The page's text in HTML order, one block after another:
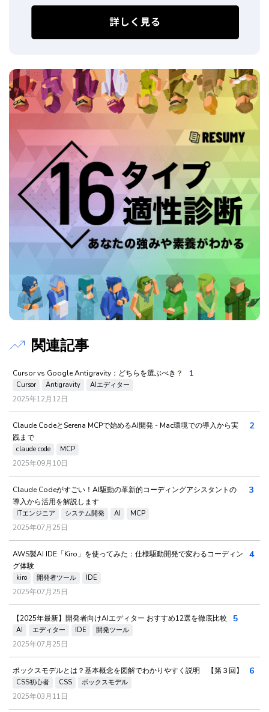
関連記事
Cursor vs Google Antigravity：どちらを選ぶべき？
Cursor Antigravity AIエディター
2025年12月12日
1
Claude CodeとSerena MCPで始めるAI開発 - Mac環境での導入から実
践まで
claude code MCP
2025年09月10日
2
Claude Codeがすごい！AI駆動の革新的コーディングアシスタントの
導入から活用を解説します
ITエンジニア システム開発 AI MCP
2025年07月25日
3
AWS製AI IDE「Kiro」を使ってみた：仕様駆動開発で変わるコーディン
グ体験
kiro 開発者ツール IDE
2025年07月25日
4
【2025年最新】開発者向けAIエディター おすすめ12選を徹底比較
AI エディター IDE 開発ツール
2025年07月25日
5
ボックスモデルとは？基本概念を図解でわかりやすく説明 【第３回】
CSS初心者 CSS ボックスモデル
2025年03月11日
6